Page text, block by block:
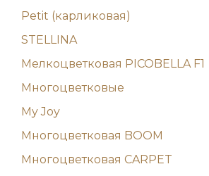
Petit (карликовая)
STELLINA
Мелкоцветковая PICOBELLA F1
Многоцветковые
My Joy
Многоцветковая BOOM
Многоцветковая CARPET